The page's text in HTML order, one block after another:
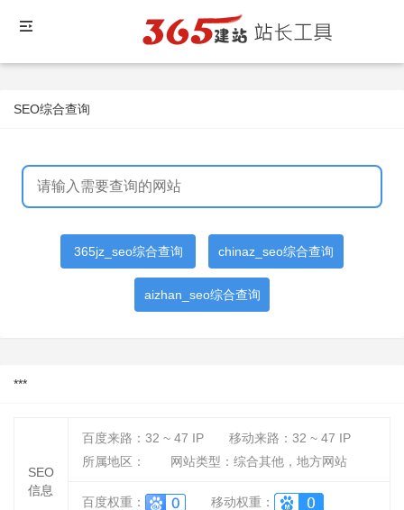
SEO综合查询
365jz_seo综合查询 chinaz_seo综合查询
aizhan_seo综合查询
***
SEO
信息
百度来路： 32 ~ 47 IP 移动来路： 32 ~ 47 IP
所属地区：
网站类型：综合其他，地方网站
百度权重：
移动权重：